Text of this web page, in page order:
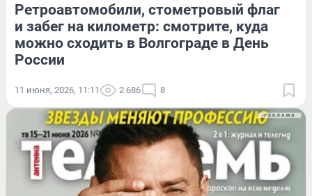
Ретроавтомобили, стометровый флаг
и забег на километр: смотрите, куда
можно сходить в Волгограде в День
России
11 июня, 2026, 11:11 2 686 8